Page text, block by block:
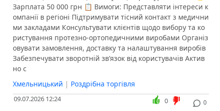
Зарплата 50 000 грн 📋 Вимоги: Представляти інтереси к
омпанії в регіоні Підтримувати тісний контакт з медични
ми закладами Консультувати клієнтів щодо вибору та ко
ристування протезно-ортопедичними виробами Організ
овувати замовлення, доставку та налаштування виробів
Забезпечувати зворотній зв’язок від користувачів Актив
но с
Хмельницький | Роздрібна торгівля
09.07.2026 12:24 0
0